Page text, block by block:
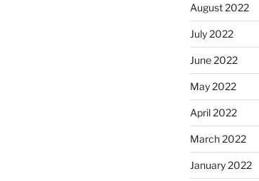
August 2022
July 2022
June 2022
May 2022
April 2022
March 2022
January 2022